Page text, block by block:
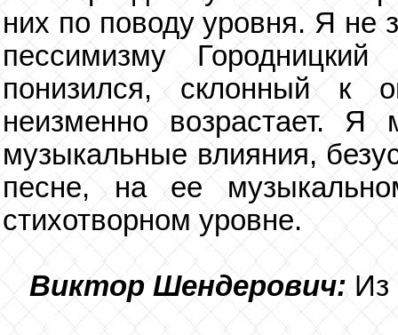
них по поводу уровня. Я не
пессимизму
понизился, склонный к
неизменно возрастает. Я
музыкальные влияния,
песне, на ее
стихотворном уровне.
Виктор Шендерович: Из